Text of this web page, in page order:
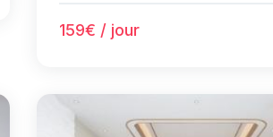
159€ / jour